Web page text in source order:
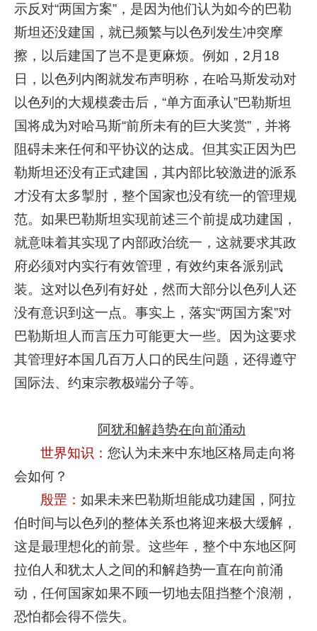
示反对“两国方案”，是因为他们认为如今的巴勒
斯坦还没建国，就已频繁与以色列发生冲突摩
擦，以后建国了岂不是更麻烦。例如，2月18
日，以色列内阁就发布声明称，在哈马斯发动对
以色列的大规模袭击后，“单方面承认”巴勒斯坦
国将成为对哈马斯“前所未有的巨大奖赏”，并将
阻碍未来任何和平协议的达成。但其实正因为巴
勒斯坦还没有正式建国，其内部比较激进的派系
才没有太多掣肘，整个国家也没有统一的管理规
范。如果巴勒斯坦实现前述三个前提成功建国，
就意味着其实现了内部政治统一，这就要求其政
府必须对内实行有效管理，有效约束各派别武
装。这对以色列有好处，然而大部分以色列人还
没有意识到这一点。事实上，落实“两国方案”对
巴勒斯坦人而言压力可能更大一些。因为这要求
其管理好本国几百万人口的民生问题，还得遵守
国际法、约束宗教极端分子等。
阿犹和解趋势在向前涌动
世界知识：您认为未来中东地区格局走向将
会如何？
殷罡：如果未来巴勒斯坦能成功建国，阿拉
伯时间与以色列的整体关系也将迎来极大缓解，
这是最理想化的前景。这些年，整个中东地区阿
拉伯人和犹太人之间的和解趋势一直在向前涌
动，任何国家如果不顾一切地去阻挡整个浪潮，
恐怕都会得不偿失。